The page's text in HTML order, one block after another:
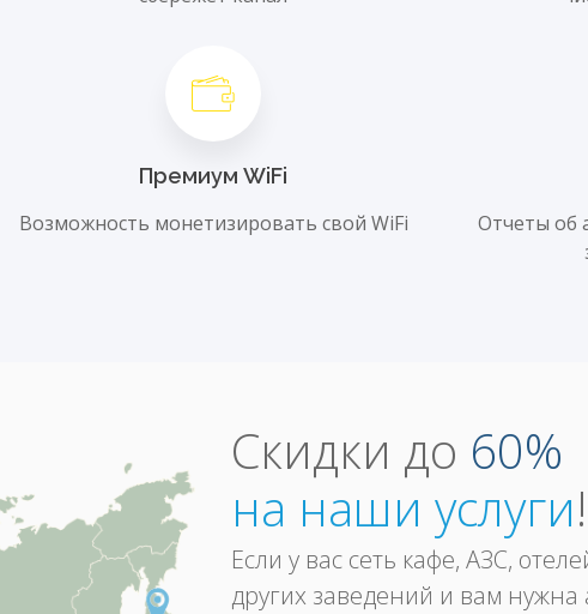
Премиум WiFi
Возможность монетизировать свой WiFi
Отчеты об
Скидки до 60%
на наши услуги!
Если у вас сеть кафе, АЗС,
других заведений и вам нужна